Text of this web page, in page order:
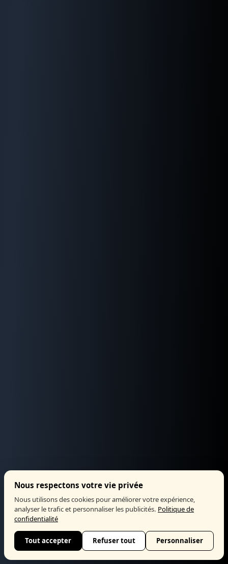
Nous respectons votre vie privée
Nous utilisons des cookies pour améliorer votre expérience,
analyser le trafic et personnaliser les publicités. Politique de
confidentialité
Tout accepter Refuser tout Personnaliser